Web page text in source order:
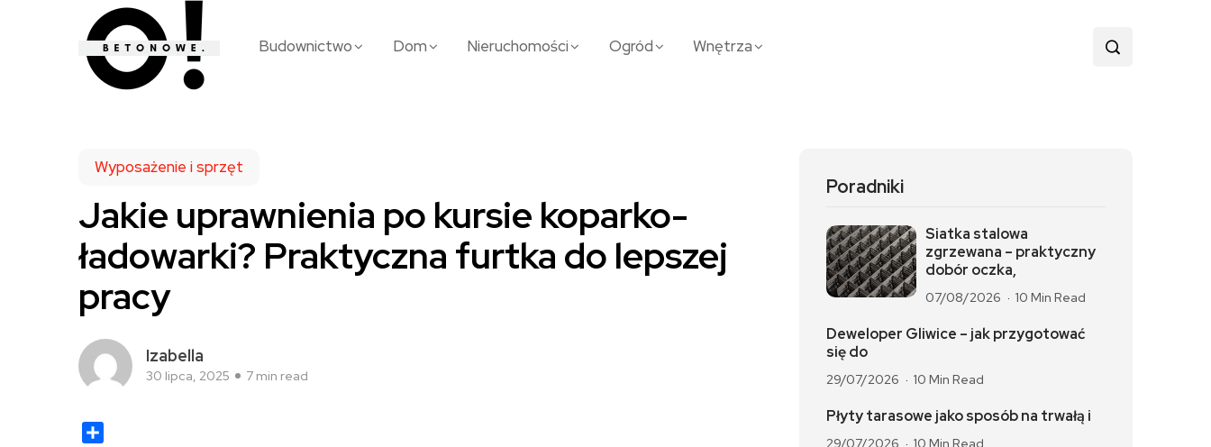
Budownictwo Dom Nieruchomości Ogród Wnętrza
Wyposażenie i sprzęt
Jakie uprawnienia po kursie koparko-
ładowarki? Praktyczna furtka do lepszej
pracy
Izabella
30 lipca, 2025 7 min read
Poradniki
Siatka stalowa
zgrzewana – praktyczny
dobór oczka,
07/08/2026 10 Min Read
Deweloper Gliwice – jak przygotować
się do
29/07/2026 10 Min Read
Płyty tarasowe jako sposób na trwałą i
29/07/2026 10 Min Read